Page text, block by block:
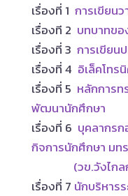
เรื่องที่ 1 การเขียน
เรื่องที 2 บทบาทข
เรื่องที่ 3 การเขียน
เรื่องที่ 4 อิเล็คโทร
เรื่องที่ 5 หลักการท
พัฒนานักศึกษา
เรื่องที่ 6 บุคลากร
กิจการนักศึกษา มท
(วข.วังไกลกั
เรื่องที่ 7 นักบริหาร